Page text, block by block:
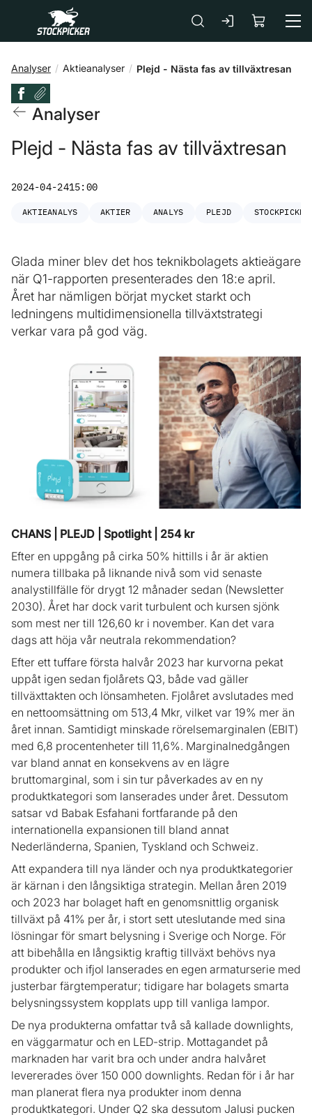
Gå till huvudinnehåll
Analyser Aktieanalyser Plejd - Nästa fas av tillväxtresan
Analyser
Plejd - Nästa fas av tillväxtresan
2024-04-2415:00
AKTIEANALYS AKTIER ANALYS PLEJD
Glada miner blev det hos teknikbolagets aktieägare
när Q1-rapporten presenterades den 18:e april.
Året har nämligen börjat mycket starkt och
ledningens multidimensionella tillväxtstrategi
verkar vara på god väg.
CHANS | PLEJD | Spotlight | 254 kr
Efter en uppgång på cirka 50% hittills i år är aktien
numera tillbaka på liknande nivå som vid senaste
analystillfälle för drygt 12 månader sedan (Newsletter
2030). Året har dock varit turbulent och kursen sjönk
som mest ner till 126,60 kr i november. Kan det vara
dags att höja vår neutrala rekommendation?
Efter ett tuffare första halvår 2023 har kurvorna pekat
uppåt igen sedan fjolårets Q3, både vad gäller
tillväxttakten och lönsamheten. Fjolåret avslutades med
en nettoomsättning om 513,4 Mkr, vilket var 19% mer än
året innan. Samtidigt minskade rörelsemarginalen (EBIT)
med 6,8 procentenheter till 11,6%. Marginalnedgången
var bland annat en konsekvens av en lägre
bruttomarginal, som i sin tur påverkades av en ny
produktkategori som lanserades under året. Dessutom
satsar vd Babak Esfahani fortfarande på den
internationella expansionen till bland annat
Nederländerna, Spanien, Tyskland och Schweiz.
Att expandera till nya länder och nya produktkategorier
är kärnan i den långsiktiga strategin. Mellan åren 2019
och 2023 har bolaget haft en genomsnittlig organisk
tillväxt på 41% per år, i stort sett uteslutande med sina
lösningar för smart belysning i Sverige och Norge. För
att bibehålla en långsiktig kraftig tillväxt behövs nya
produkter och ifjol lanserades en egen armaturserie med
justerbar färgtemperatur; tidigare har bolagets smarta
belysningssystem kopplats upp till vanliga lampor.
De nya produkterna omfattar två så kallade downlights,
en väggarmatur och en LED-strip. Mottagandet på
marknaden har varit bra och under andra halvåret
levererades över 150 000 downlights. Redan för i år har
man planerat flera nya produkter inom denna
produktkategori. Under Q2 ska dessutom Jalusi pucken